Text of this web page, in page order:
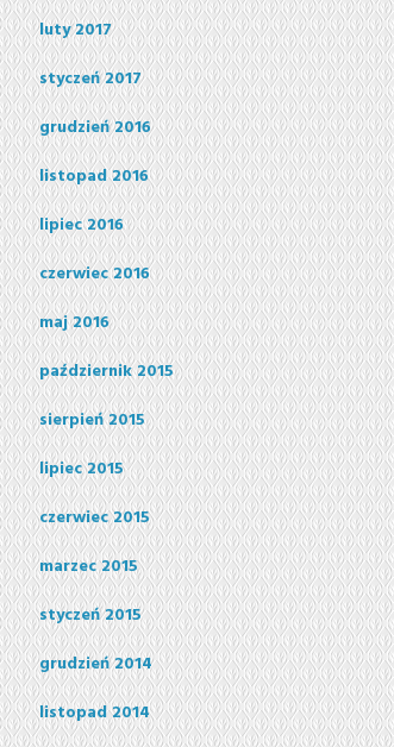
luty 2017
styczeń 2017
grudzień 2016
listopad 2016
lipiec 2016
czerwiec 2016
maj 2016
październik 2015
sierpień 2015
lipiec 2015
czerwiec 2015
marzec 2015
styczeń 2015
grudzień 2014
listopad 2014